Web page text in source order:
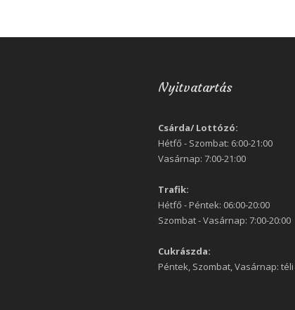
Nyitvatartás
Csárda/ Lottózó:
Hétfő - Szombat: 6:00-21:00
Vasárnap: 7:00-21:00
Trafik:
Hétfő - Péntek: 06:00-20:00
Szombat - Vasárnap: 7:00-20:00
Cukrászda:
Péntek, Szombat, Vasárnap: